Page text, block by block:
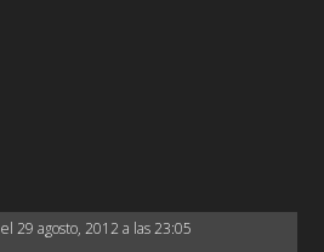
el 29 agosto, 2012 a las 23:05